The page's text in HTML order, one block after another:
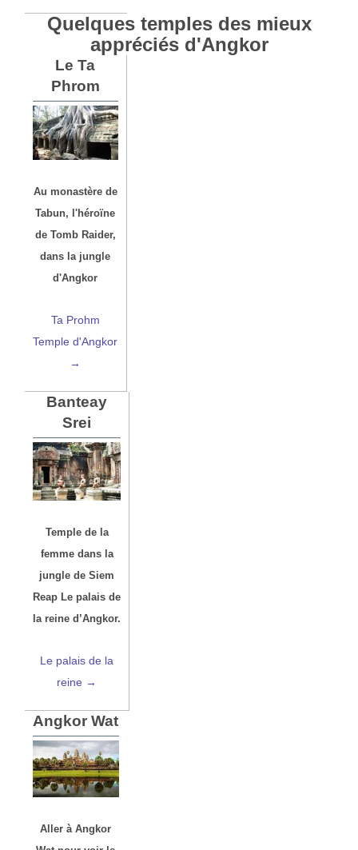
Quelques temples des mieux
appréciés d'Angkor
Le Ta
Phrom
Au monastère de
Tabun, l'héroïne
de Tomb Raider,
dans la jungle
d'Angkor
Ta Prohm
Temple d'Angkor
→
Banteay
Srei
Temple de la
femme dans la
jungle de Siem
Reap Le palais de
la reine d’Angkor.
Le palais de la
reine →
Angkor Wat
Aller à Angkor